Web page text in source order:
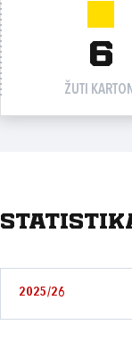
6
ŽUTI KARTONI
2025/26